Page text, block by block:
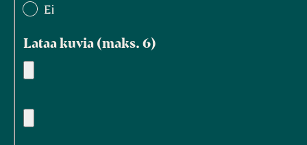
Ei
Lataa kuvia (maks. 6)